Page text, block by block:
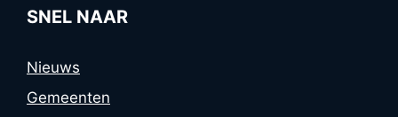
SNEL NAAR
Nieuws
Gemeenten